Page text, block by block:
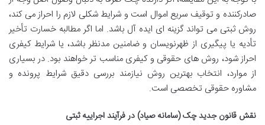
صادرکننده و توقیف سریع اموال است و شرایط شکلی لازم را احراز می کند،
روش ثبتی می تواند گزینه ای ایده آل باشد. اما اگر مطالبه خسارت تأخیر
تأدیه یا پیگیری از ظهرنویسان و ضامنین مدنظر باشد، یا شرایط کیفری
احراز شود، روش های حقوقی و کیفری مناسب تر خواهند بود. در بسیاری
از موارد، انتخاب بهترین روش نیازمند بررسی دقیق شرایط پرونده و
مشاوره حقوقی تخصصی است.
نقش قانون جدید چک (سامانه صیاد) در فرآیند اجراییه ثبتی